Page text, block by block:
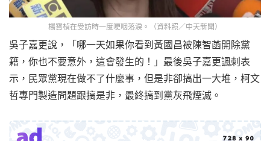
楊寶楨在受訪時一度哽咽落淚。（資料照／中天新聞）
吳子嘉更說，「哪一天如果你看到黃國昌被陳智菡開除黨
籍，你也不要意外，這會發生的！」最後吳子嘉更諷刺表
示，民眾黨現在做不了什麼事，但是非卻搞出一大堆，柯文
哲專門製造問題跟搞是非，最終搞到黨灰飛煙滅。